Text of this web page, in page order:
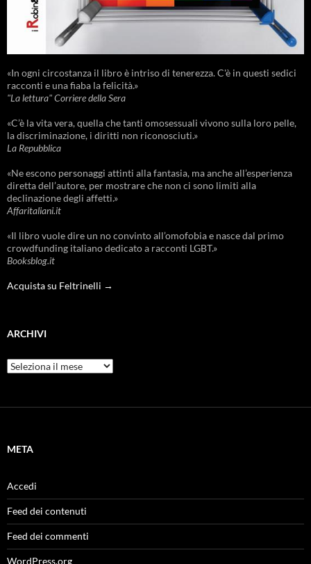
«In ogni circostanza il libro è intriso di tenerezza. C'è in questi sedici
racconti e una fiaba la felicità.»
"La lettura" Corriere della Sera
«C’è la vita vera, quella che tanti omosessuali vivono sulla loro pelle,
la discriminazione, i diritti non riconosciuti.»
La Repubblica
«Ne escono personaggi attinti alla fantasia, ma anche all’esperienza
diretta dell’autore, per mostrare che non ci sono limiti alla
declinazione degli affetti.»
Affaritaliani.it
«Il libro vuole dire un no convinto all’omofobia e nasce dal primo
crowdfunding italiano dedicato a racconti LGBT.»
Booksblog.it
Acquista su Feltrinelli →
ARCHIVI
Archivi
META
Accedi
Feed dei contenuti
Feed dei commenti
WordPress.org